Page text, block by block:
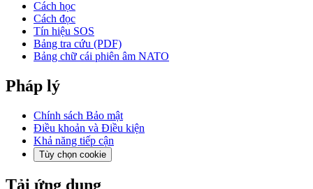
Cách học
Cách đọc
Tín hiệu SOS
Bảng tra cứu (PDF)
Bảng chữ cái phiên âm NATO
Pháp lý
Chính sách Bảo mật
Điều khoản và Điều kiện
Khả năng tiếp cận
Tùy chọn cookie
Tải ứng dụng